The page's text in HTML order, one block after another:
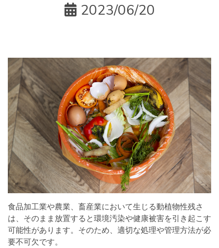
2023/06/20
食品加工業や農業、畜産業において生じる動植物性残さ
は、そのまま放置すると環境汚染や健康被害を引き起こす
可能性があります。そのため、適切な処理や管理方法が必
要不可欠です。